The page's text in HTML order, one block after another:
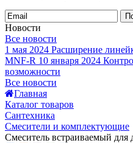
Новости
Все новости
1 мая 2024 Расширение
MNF-R 10 января 2024
возможности
Все новости
Главная
Каталог товаров
Сантехника
Смесители и комплектующие
Смеситель встраиваемый для